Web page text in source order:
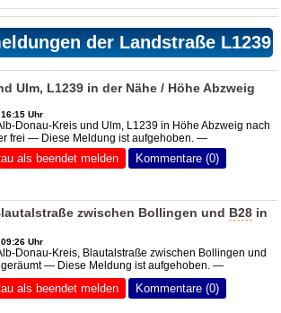
der Landstraße L1239
Ulm, L1239 in der Nähe / Höhe Abzweig
Uhr
Donau-Kreis und Ulm, L1239 in Höhe Abzweig nach
frei — Diese Meldung ist aufgehoben. —
als beendet melden Kommentare (0)
zwischen Bollingen und B28 in
Uhr
Donau-Kreis, Blautalstraße zwischen Bollingen und
— Diese Meldung ist aufgehoben. —
als beendet melden Kommentare (0)